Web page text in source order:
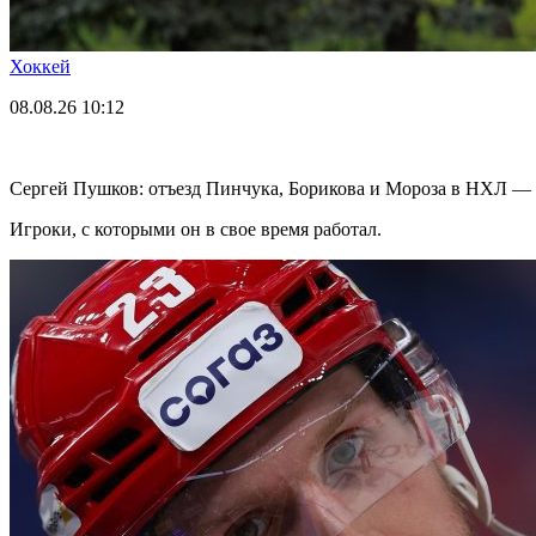
Хоккей
08.08.26 10:12
Сергей Пушков: отъезд Пинчука, Борикова и Мороза в НХЛ —
Игроки, с которыми он в свое время работал.